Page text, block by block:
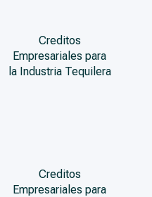
Creditos
Empresariales para
la Industria Tequilera
Creditos
Empresariales para